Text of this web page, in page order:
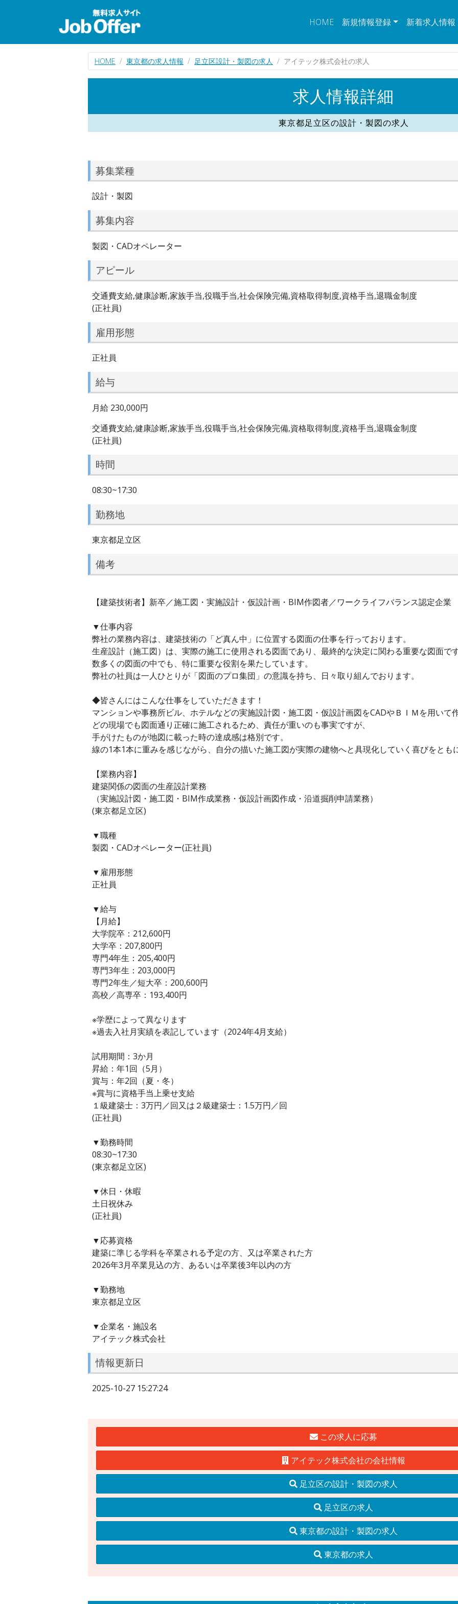
HOME 新規情報登録 新着求人情報
HOME 東京都の求人情報 足立区設計・製図の求人 アイテック株式会社の求人
求人情報詳細
東京都足立区の設計・製図の求人
募集業種
設計・製図
募集内容
製図・CADオペレーター
アピール
交通費支給,健康診断,家族手当,役職手当,社会保険完備,資格取得制度,資格手当,退職金制度
(正社員)
雇用形態
正社員
給与
月給 230,000円
交通費支給,健康診断,家族手当,役職手当,社会保険完備,資格取得制度,資格手当,退職金制度
(正社員)
時間
08:30~17:30
勤務地
東京都足立区
備考
【建築技術者】新卒／施工図・実施設計・仮設計画・BIM作図者／ワークライフバランス認定企業
▼仕事内容
弊社の業務内容は、建築技術の「ど真ん中」に位置する図面の仕事を行っております。
生産設計（施工図）は、実際の施工に使用される図面であり、最終的な決定に関わる重要な図面で
数多くの図面の中でも、特に重要な役割を果たしています。
弊社の社員は一人ひとりが「図面のプロ集団」の意識を持ち、日々取り組んでおります。
◆皆さんにはこんな仕事をしていただきます！
マンションや事務所ビル、ホテルなどの実施設計図・施工図・仮設計画図をCADやＢＩＭを用いて
どの現場でも図面通り正確に施工されるため、責任が重いのも事実ですが、
手がけたものが地図に載った時の達成感は格別です。
線の1本1本に重みを感じながら、自分の描いた施工図が実際の建物へと具現化していく喜びをとも
【業務内容】
建築関係の図面の生産設計業務
（実施設計図・施工図・BIM作成業務・仮設計画図作成・沿道掘削申請業務）
(東京都足立区)
▼職種
製図・CADオペレーター(正社員)
▼雇用形態
正社員
▼給与
【月給】
大学院卒：212,600円
大学卒：207,800円
専門4年生：205,400円
専門3年生：203,000円
専門2年生／短大卒：200,600円
高校／高専卒：193,400円
※学歴によって異なります
※過去入社月実績を表記しています（2024年4月支給）
試用期間：3か月
昇給：年1回（5月）
賞与：年2回（夏・冬）
※賞与に資格手当上乗せ支給
１級建築士：3万円／回又は２級建築士：1.5万円／回
(正社員)
▼勤務時間
08:30~17:30
(東京都足立区)
▼休日・休暇
土日祝休み
(正社員)
▼応募資格
建築に準じる学科を卒業される予定の方、又は卒業された方
2026年3月卒業見込の方、あるいは卒業後3年以内の方
▼勤務地
東京都足立区
▼企業名・施設名
アイテック株式会社
情報更新日
2025-10-27 15:27:24
この求人に応募
アイテック株式会社の会社情報
足立区の設計・製図の求人
足立区の求人
東京都の設計・製図の求人
東京都の求人